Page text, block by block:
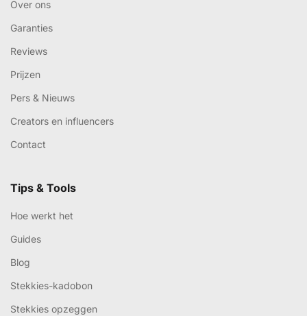
Over ons
Garanties
Reviews
Prijzen
Pers & Nieuws
Creators en influencers
Contact
Tips & Tools
Hoe werkt het
Guides
Blog
Stekkies-kadobon
Stekkies opzeggen